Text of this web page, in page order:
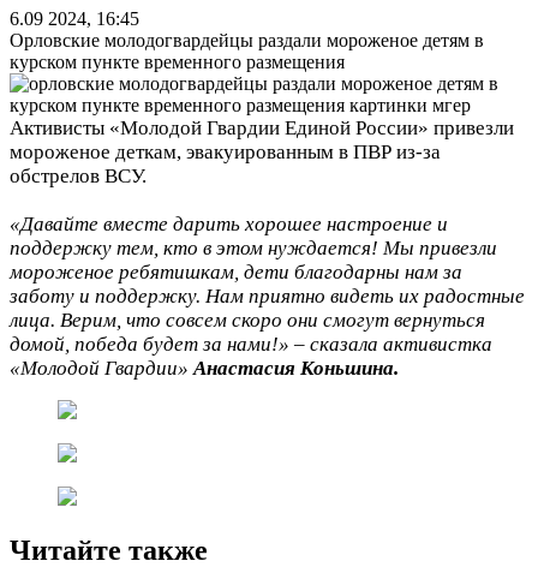
6.09 2024, 16:45
Орловские молодогвардейцы раздали мороженое детям в
курском пункте временного размещения
Активисты «Молодой Гвардии Единой России» привезли
мороженое деткам, эвакуированным в ПВР из-за
обстрелов ВСУ.
«Давайте вместе дарить хорошее настроение и
поддержку тем, кто в этом нуждается! Мы привезли
мороженое ребятишкам, дети благодарны нам за
заботу и поддержку. Нам приятно видеть их радостные
лица. Верим, что совсем скоро они смогут вернуться
домой, победа будет за нами!» – сказала активистка
«Молодой Гвардии»Анастасия Коньшина.
Читайте также